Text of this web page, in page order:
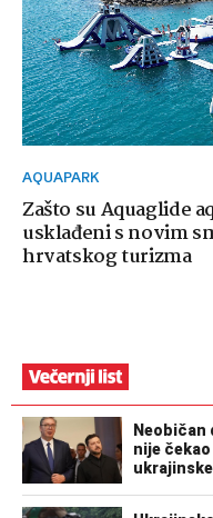
AQUAPARK
Zašto su Aquaglide
usklađeni s novim
hrvatskog turizma